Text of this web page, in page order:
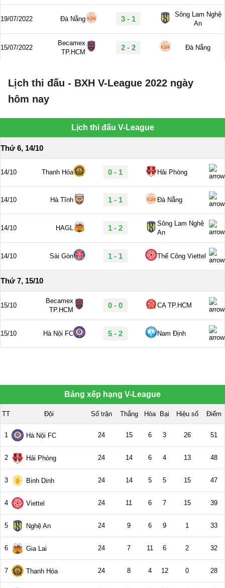
Lịch thi đấu - BXH V-League 2022 ngày
hôm nay